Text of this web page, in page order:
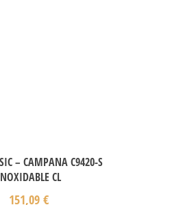
– CAMPANA C9420-S
CL
151,09€